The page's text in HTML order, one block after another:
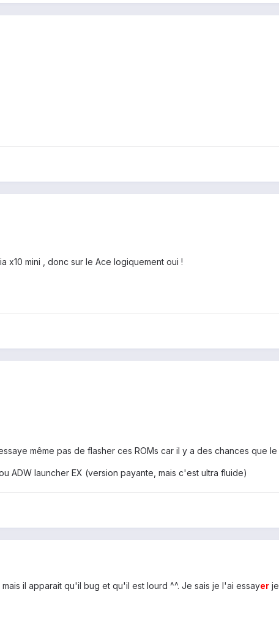
x10 mini , donc sur le Ace logiquement oui !
même pas de flasher ces ROMs car il y a des chances que
ADW launcher EX (version payante, mais c'est ultra fluide)
il apparait qu'il bug et qu'il est lourd ^^. Je sais je l'ai essayer